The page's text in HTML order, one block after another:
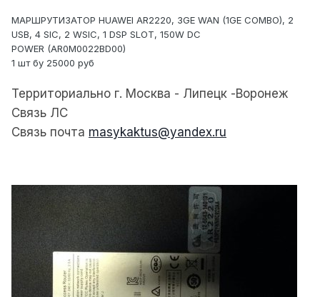
МАРШРУТИЗАТОР HUAWEI AR2220, 3GE WAN (1GE COMBO), 2
USB, 4 SIC, 2 WSIC, 1 DSP SLOT, 150W DC
POWER (AR0M0022BD00)
1 шт бу 25000 руб
Территориально г. Москва - Липецк -Воронеж
Связь ЛС
Связь почта masykaktus@yandex.ru